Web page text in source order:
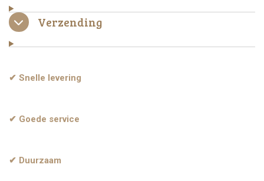
Verzending
✔ Snelle levering
✔ Goede service
✔ Duurzaam